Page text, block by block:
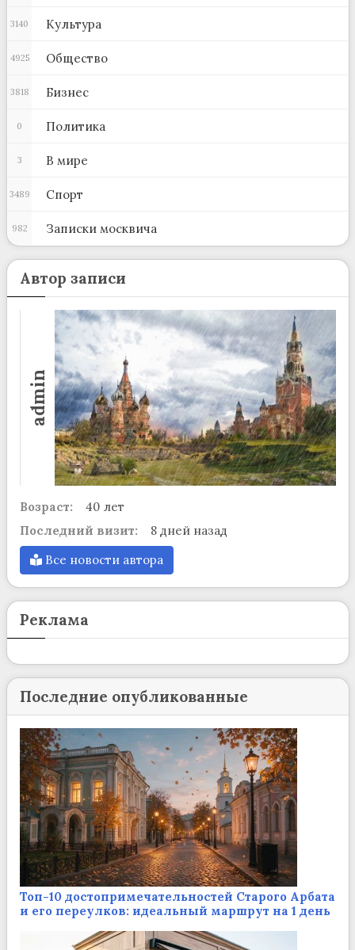
Культура
3140
Общество
4925
Бизнес
3818
Политика
0
В мире
3
Спорт
3489
Записки москвича
982
Автор записи
admin
Возраст:
40 лет
Последний визит:
8 дней назад
Все новости автора
Реклама
Последние опубликованные
Топ-10 достопримечательностей Старого Арбата
и его переулков: идеальный маршрут на 1 день